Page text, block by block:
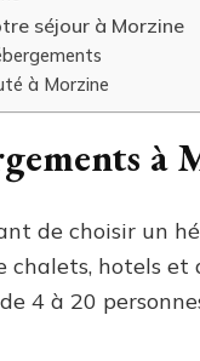
séjour à Morzine
à Morzine
à
de choisir un
chalets, hotels
4 à 20